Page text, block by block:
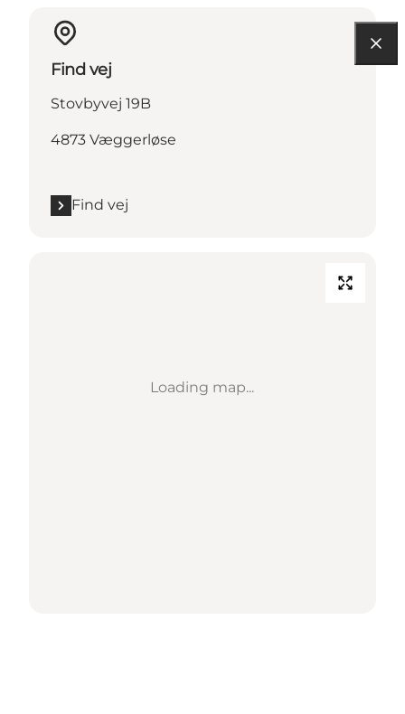
Find vej
Stovbyvej 19B
4873 Væggerløse
Find vej
Loading map...